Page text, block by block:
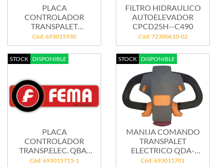
PLACA
CONTROLADOR
TRANSPALET
ELECTRICO EPT15--
Cód: 693015930
FILTRO HIDRAULICO
AUTOELEVADOR
CPCD25H--C490
Cód: 72300610-02
STOCK DISPONIBLE
PLACA
CONTROLADOR
TRANSP.ELEC. QBA-
new...
Cód: 693015715-1
STOCK DISPONIBLE
MANIJA COMANDO
TRANSPALET
ELECTRICO QDA-
QBA-Todos
Cód: 693015701